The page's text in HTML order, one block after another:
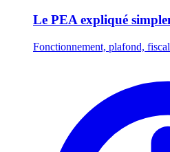
Le PEA expliqué
Fonctionnement, plafond,